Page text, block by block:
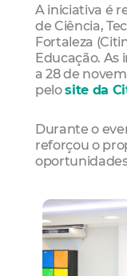
A iniciativa é
de Ciência,
Fortaleza
Educação. As
a 28 de
pelosite da
Durante o
reforçou o